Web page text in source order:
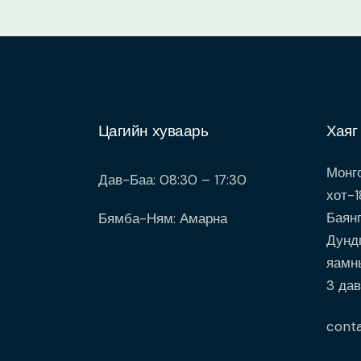
Цагийн хуваарь
Дав-Баа: 08:30 – 17:30
Бямба-Ням: Амарна
хот-
3